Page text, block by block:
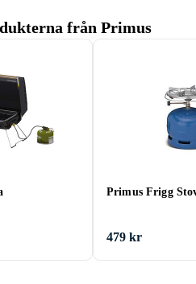
från Primus
Primus Frigg
479 kr